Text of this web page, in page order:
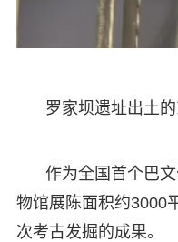
罗家坝遗址出土
作为全国首个巴
物馆展陈面积约3000
次考古发掘的成果。